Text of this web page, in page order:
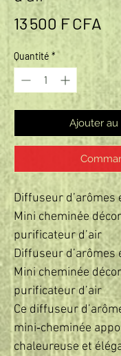
13 500 F CFA
Quantité *
Ajouter au
Diffuseur d’arômes
Mini cheminée
purificateur d’air
Diffuseur d’arômes
Mini cheminée
purificateur d’air
Ce diffuseur
mini‑cheminée
chaleureuse et